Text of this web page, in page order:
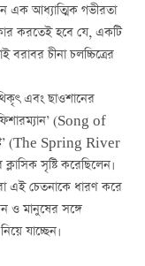
এক আধ্যাত্মিক গভীরতা
করতেই হবে যে, একটি
চীনা চলচ্চিত্রের
এবং ছাওশানের
(Song of
(The Spring River
সৃষ্টি করেছিলেন।
এই চেতনাকে ধারণ করে
ও মানুষের সঙ্গে
যাচ্ছেন।